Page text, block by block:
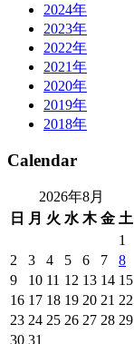
2024年
2023年
2022年
2021年
2020年
2019年
2018年
Calendar
2026年8月
日
月 火 水 木 金 土
1
2
3 4 5 6 7
8
9
10 11 12 13 14 15
16 17 18 19 20 21 22
23 24 25 26 27 28 29
30 31